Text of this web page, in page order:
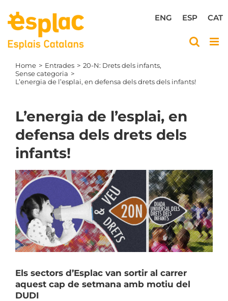
content
CAT
ESP
ENG
Home Entrades
20-N: Drets dels infants
Sense categoria
L’energia de l’esplai, en defensa dels drets dels infants!
L’energia de l’esplai, en
defensa dels drets dels
infants!
View
Larger
Image
Els sectors d’Esplac van sortir al carrer
aquest cap de setmana amb motiu del
DUDI